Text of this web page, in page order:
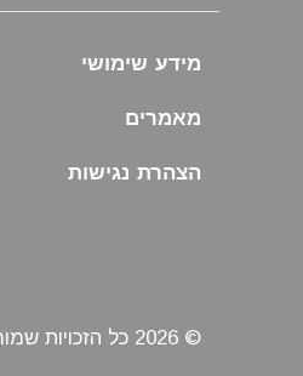
מידע שימושי
מאמרים
הצהרת נגישות
© 2026 כל הזכויות שמורות.